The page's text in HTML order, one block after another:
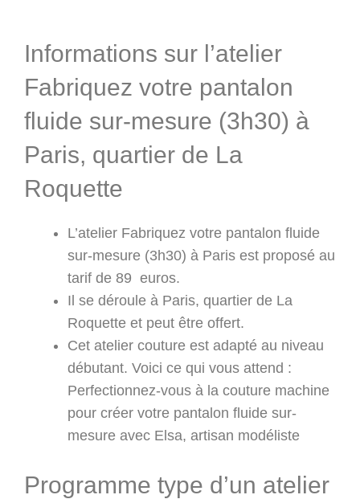
Informations sur l’atelier
Fabriquez votre pantalon
fluide sur-mesure (3h30) à
Paris, quartier de La
Roquette
L’atelier Fabriquez votre pantalon fluide
sur-mesure (3h30) à Paris est proposé au
tarif de 89 euros.
Il se déroule à Paris, quartier de La
Roquette et peut être offert.
Cet atelier couture est adapté au niveau
débutant. Voici ce qui vous attend :
Perfectionnez-vous à la couture machine
pour créer votre pantalon fluide sur-
mesure avec Elsa, artisan modéliste
Programme type d’un atelier